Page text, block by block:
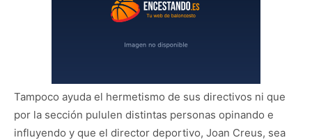
Tampoco ayuda el hermetismo de sus directivos ni que
por la sección pululen distintas personas opinando e
influyendo y que el director deportivo, Joan Creus, sea